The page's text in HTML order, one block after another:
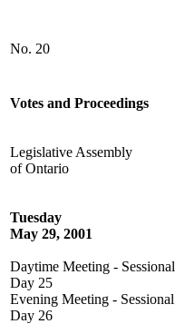
No. 20
Votes and Proceedings
Legislative Assembly
of Ontario
Tuesday
May 29, 2001
Daytime Meeting - Sessional
Day 25
Evening Meeting - Sessional
Day 26